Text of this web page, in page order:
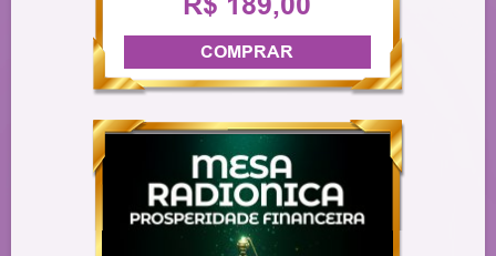
COMPRAR